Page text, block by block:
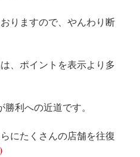
りますので、やんわり断
、ポイントを表示より多
利への近道です。
にたくさんの店舗を往復